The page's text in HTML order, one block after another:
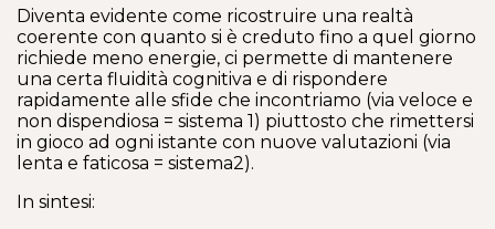
Diventa evidente come ricostruire una realtà
coerente con quanto si è creduto fino a quel giorno
richiede meno energie, ci permette di mantenere
una certa fluidità cognitiva e di rispondere
rapidamente alle sfide che incontriamo (via veloce e
non dispendiosa = sistema 1) piuttosto che rimettersi
in gioco ad ogni istante con nuove valutazioni (via
lenta e faticosa = sistema2).
In sintesi: